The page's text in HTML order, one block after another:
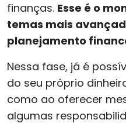
finanças. Esse é o
temas mais
planejamento
Nessa fase, já é
do seu próprio
como ao oferecer
algumas